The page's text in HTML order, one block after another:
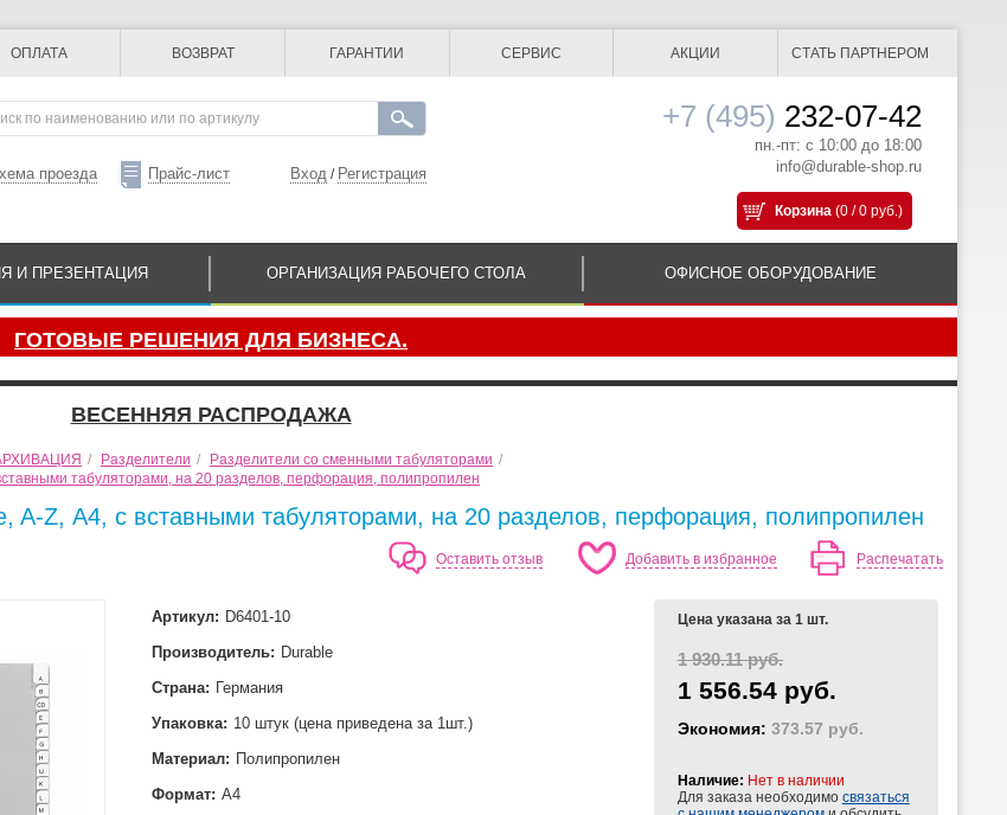
ОПЛАТА ВОЗВРАТ ГАРАНТИИ СЕРВИС АКЦИИ СТАТЬ ПАРТНЕРОМ
проезда Прайс-лист Вход / Регистрация
+7 (495) 232-07-42
пн.-пт: с 10:00 до 18:00
info@durable-shop.ru
Корзина (0 / 0 руб.)
И ПРЕЗЕНТАЦИЯ ОРГАНИЗАЦИЯ РАБОЧЕГО СТОЛА ОФИСНОЕ ОБОРУДОВАНИЕ
ГОТОВЫЕ РЕШЕНИЯ ДЛЯ БИЗНЕСА.
ВЕСЕННЯЯ РАСПРОДАЖА
/ Разделители / Разделители со сменными табуляторами /
табуляторами, на 20 разделов, перфорация, полипропилен
A-Z, А4, с вставными табуляторами, на 20 разделов, перфорация, полипропилен
Распечатать
Добавить в избранное
Оставить отзыв
Артикул: D6401-10
Производитель: Durable
Страна: Германия
Упаковка: 10 штук (цена приведена за 1шт.)
Материал: Полипропилен
Формат: А4
Цена указана за 1 шт.
1 930.11 руб.
1 556.54 руб.
Экономия: 373.57 руб.
Наличие: Нет в наличии
Для заказа необходимо связаться